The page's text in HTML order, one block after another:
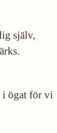
själv,
i ögat för vi